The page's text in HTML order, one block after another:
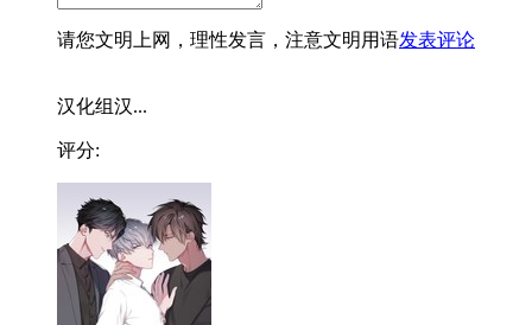
请您文明上网，理性发言，注意文明用语发表评论
汉化组汉...
评分: